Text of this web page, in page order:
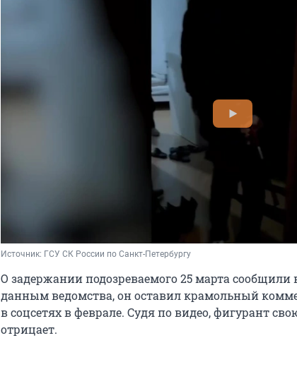
Источник: ГСУ СК России по Санкт-Петербургу
О задержании подозреваемого 25 марта сообщили
данным ведомства, он оставил крамольный
в соцсетях в феврале. Судя по видео, фигурант
отрицает.